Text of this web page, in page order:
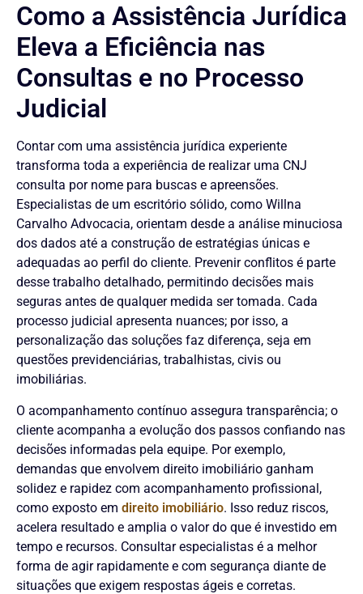
Como a Assistência Jurídica
Eleva a Eficiência nas
Consultas e no Processo
Judicial
Contar com uma assistência jurídica experiente
transforma toda a experiência de realizar uma CNJ
consulta por nome para buscas e apreensões.
Especialistas de um escritório sólido, como Willna
Carvalho Advocacia, orientam desde a análise minuciosa
dos dados até a construção de estratégias únicas e
adequadas ao perfil do cliente. Prevenir conflitos é parte
desse trabalho detalhado, permitindo decisões mais
seguras antes de qualquer medida ser tomada. Cada
processo judicial apresenta nuances; por isso, a
personalização das soluções faz diferença, seja em
questões previdenciárias, trabalhistas, civis ou
imobiliárias.
O acompanhamento contínuo assegura transparência; o
cliente acompanha a evolução dos passos confiando nas
decisões informadas pela equipe. Por exemplo,
demandas que envolvem direito imobiliário ganham
solidez e rapidez com acompanhamento profissional,
como exposto em direito imobiliário. Isso reduz riscos,
acelera resultado e amplia o valor do que é investido em
tempo e recursos. Consultar especialistas é a melhor
forma de agir rapidamente e com segurança diante de
situações que exigem respostas ágeis e corretas.